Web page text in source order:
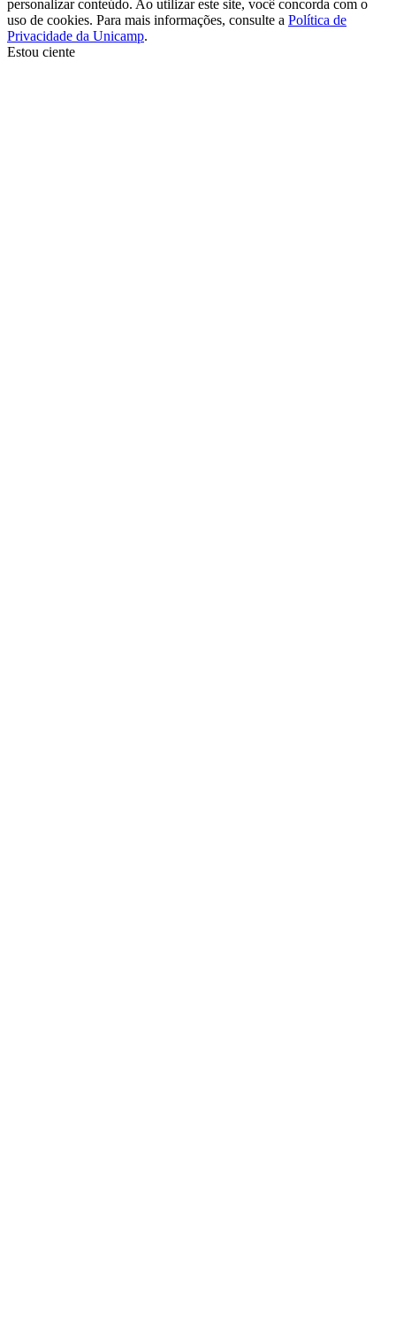
personalizar conteúdo. Ao utilizar este site, você concorda com o
uso de cookies. Para mais informações, consulte a Política de
Privacidade da Unicamp.
Estou ciente